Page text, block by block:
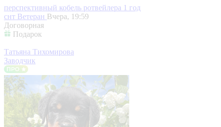
перспективный кобель ротвейлера 1 год
снт Ветеран Вчера, 19:59
Договорная
Подарок
Татьяна Тихомирова
Заводчик